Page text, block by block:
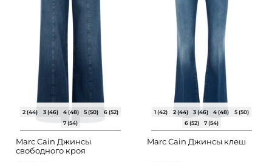
2 (44) 3 (46) 4 (48) 5 (50)
6 (52)
7 (54)
Marc Cain Джинсы
свободного кроя
1 (42) 2 (44) 3 (46) 4 (48)
5 (50)
6 (52)
7 (54)
Marc Cain Джинсы клеш